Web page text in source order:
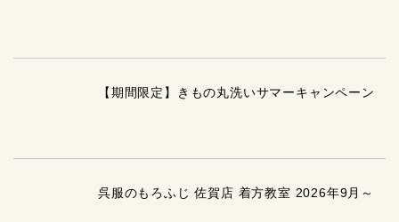
【期間限定】きもの丸洗いサマーキャンペーン
呉服のもろふじ 佐賀店 着方教室 2026年9月～